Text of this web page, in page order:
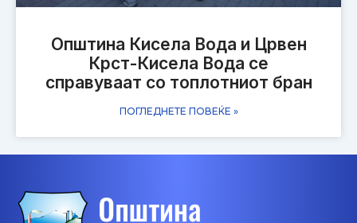
Општина Кисела Вода и Црвен
Крст-Кисела Вода се
справуваат со топлотниот бран
ПОГЛЕДНЕТЕ ПОВЕЌЕ »